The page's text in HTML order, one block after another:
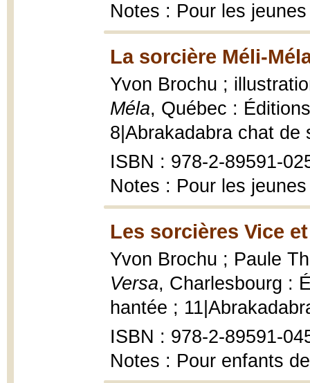
Notes : Pour les
La sorcière Méli-
Yvon Brochu ;
Méla, Québec :
8|Abrakadabra chat
ISBN : 978-2-89591-
Notes : Pour les
Les sorcières Vice
Yvon Brochu ; Paule
Versa, Charlesbourg :
hantée ;
ISBN : 978-2-89591-
Notes : Pour enfants